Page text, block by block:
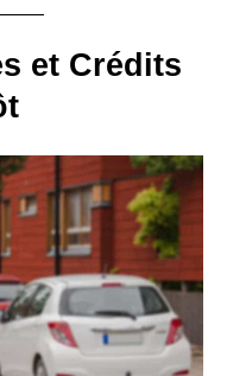
et Crédits